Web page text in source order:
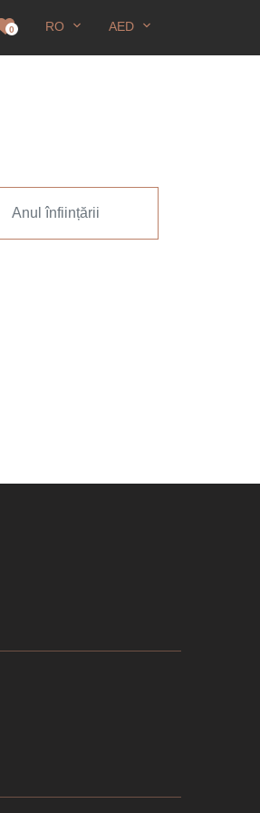
0 RO AED
Anul înființării